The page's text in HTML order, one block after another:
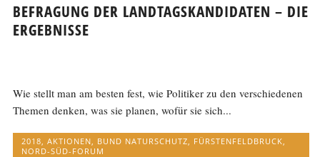
BEFRAGUNG DER LANDTAGSKANDIDATEN – DIE
ERGEBNISSE
Wie stellt man am besten fest, wie Politiker zu den verschiedenen
Themen denken, was sie planen, wofür sie sich...
2018 ,AKTIONEN BUND NATURSCHUTZ FÜRSTENFELDBRUCK
NORD-SÜD-FORUM